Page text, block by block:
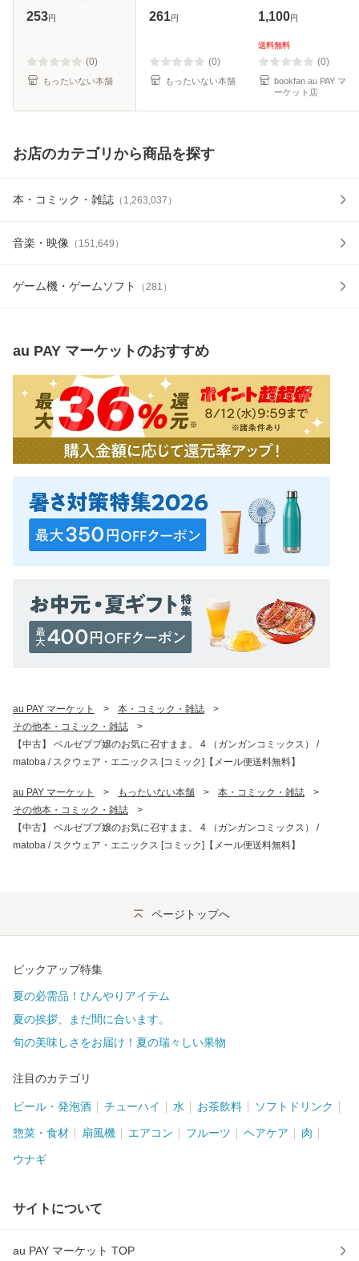
ンコミックス） /
ミック]【メール便
送料無料
253円
(0)
もったいない本舗
[文庫]【メール便送
261円
(0)
もったいない本舗
1,100円
送料無料
(0)
bookfan au PAY マ
ーケット店
お店のカテゴリから商品を探す
本・コミック・雑誌 （ 1,263,037 ）
音楽・映像 （ 151,649 ）
ゲーム機・ゲームソフト （281 ）
au PAY マーケットのおすすめ
au PAY マーケット > 本・コミック・雑誌
>
その他本・コミック・雑誌
>
【中古】 ベルゼブブ嬢のお気に召すまま。 4 （ガンガンコミックス） /
matoba / スクウェア・エニックス [コミック]【メール便送料無料】
au PAY マーケット > もったいない本舗 > 本・コミック・雑誌
>
その他本・コミック・雑誌
>
【中古】 ベルゼブブ嬢のお気に召すまま。 4 （ガンガンコミックス） /
matoba / スクウェア・エニックス [コミック]【メール便送料無料】
ページトップへ
ピックアップ特集
夏の必需品！ひんやりアイテム
夏の挨拶、まだ間に合います。
旬の美味しさをお届け！夏の瑞々しい果物
注目のカテゴリ
ビール・発泡酒 チューハイ 水 お茶飲料 ソフトドリンク
惣菜・食材 扇風機 エアコン フルーツ ヘアケア 肉
ウナギ
サイトについて
au PAY マーケット TOP